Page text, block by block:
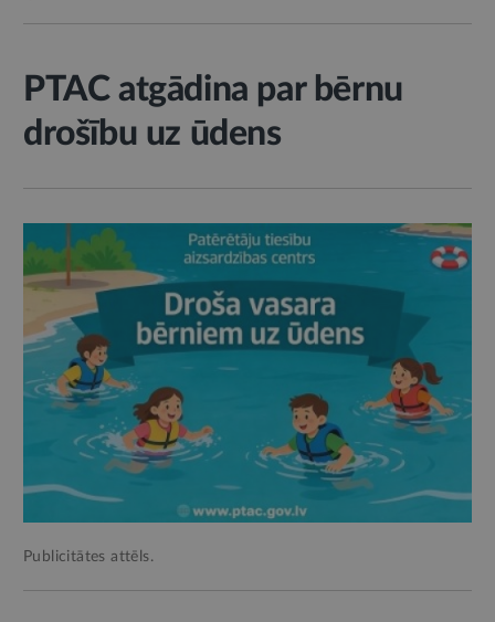
PTAC atgādina par bērnu
drošību uz ūdens
Publicitātes attēls.